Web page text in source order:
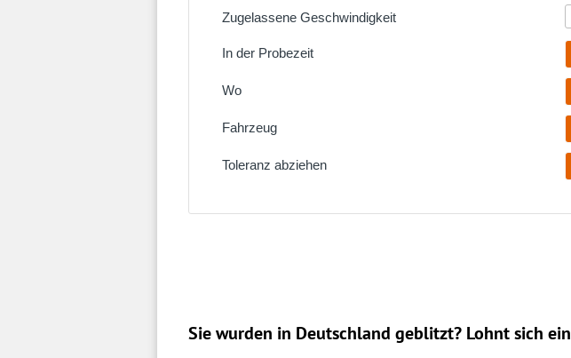
Sie wurden in Deutschland geblitzt? Lohnt sich ein